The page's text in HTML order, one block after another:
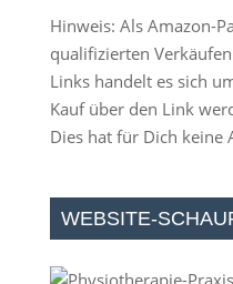
Hinweis: Als Amazon-
qualifizierten
Links handelt es sich
Kauf über den Link
Dies hat für Dich keine
WEBSITE-